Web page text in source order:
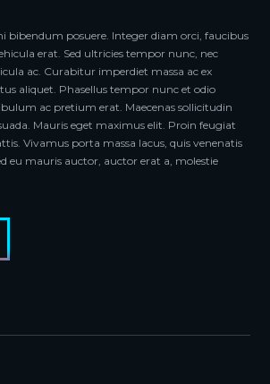
bibendum posuere. Integer diam orci, faucibus
erat. Sed ultricies tempor nunc, nec
ac. Curabitur imperdiet massa ac ex
aliquet. Phasellus tempor nunc et odio
ac pretium erat. Maecenas sollicitudin
Mauris eget maximus elit. Proin feugiat
Vivamus porta massa lacus, quis venenatis
eu mauris auctor, auctor erat a, molestie